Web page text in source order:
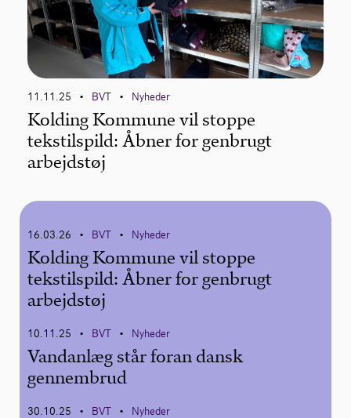
11.11.25 • BVT • Nyheder
Kolding Kommune vil stoppe
tekstilspild: Åbner for genbrugt
arbejdstøj
16.03.26 • BVT • Nyheder
Kolding Kommune vil stoppe
tekstilspild: Åbner for genbrugt
arbejdstøj
10.11.25 • BVT • Nyheder
Vandanlæg står foran dansk
gennembrud
30.10.25 • BVT • Nyheder